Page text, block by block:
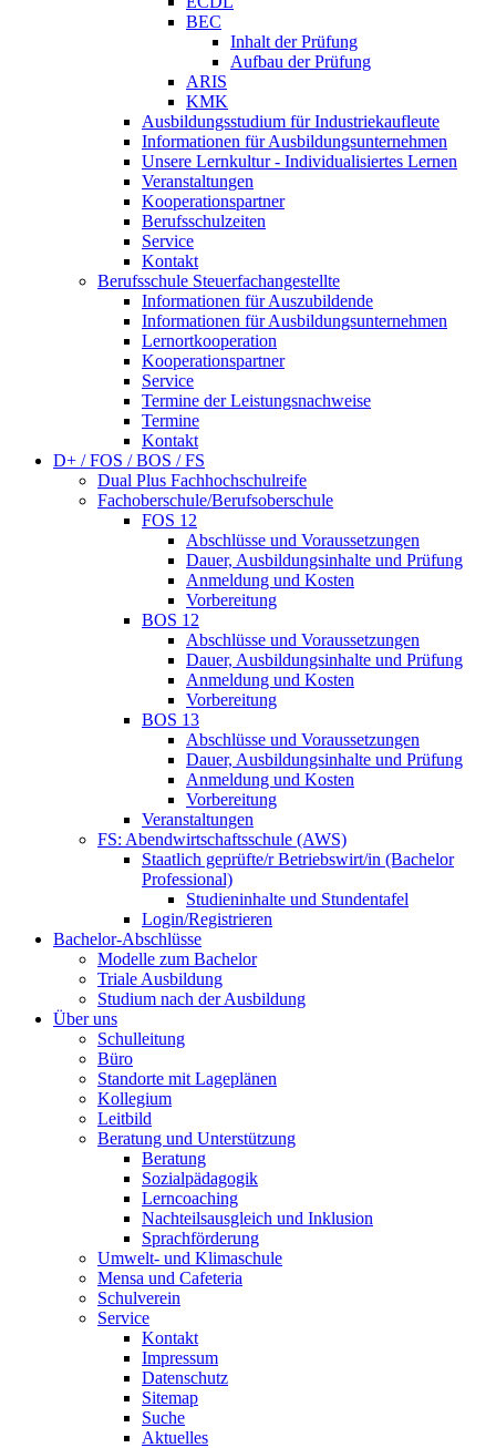
BEC
Inhalt der Prüfung
Aufbau der Prüfung
ARIS
KMK
Ausbildungsstudium für Industriekaufleute
Informationen für Ausbildungsunternehmen
Unsere Lernkultur - Individualisiertes Lernen
Veranstaltungen
Kooperationspartner
Berufsschulzeiten
Service
Kontakt
Berufsschule Steuerfachangestellte
Informationen für Auszubildende
Informationen für Ausbildungsunternehmen
Lernortkooperation
Kooperationspartner
Service
Termine der Leistungsnachweise
Termine
Kontakt
D+ / FOS / BOS / FS
Dual Plus Fachhochschulreife
Fachoberschule/Berufsoberschule
FOS 12
Abschlüsse und Voraussetzungen
Dauer, Ausbildungsinhalte und Prüfung
Anmeldung und Kosten
Vorbereitung
BOS 12
Abschlüsse und Voraussetzungen
Dauer, Ausbildungsinhalte und Prüfung
Anmeldung und Kosten
Vorbereitung
BOS 13
Abschlüsse und Voraussetzungen
Dauer, Ausbildungsinhalte und Prüfung
Anmeldung und Kosten
Vorbereitung
Veranstaltungen
FS: Abendwirtschaftsschule (AWS)
Staatlich geprüfte/r Betriebswirt/in (Bachelor
Professional)
Studieninhalte und Stundentafel
Login/Registrieren
Bachelor-Abschlüsse
Modelle zum Bachelor
Triale Ausbildung
Studium nach der Ausbildung
Über uns
Schulleitung
Büro
Standorte mit Lageplänen
Kollegium
Leitbild
Beratung und Unterstützung
Beratung
Sozialpädagogik
Lerncoaching
Nachteilsausgleich und Inklusion
Sprachförderung
Umwelt- und Klimaschule
Mensa und Cafeteria
Schulverein
Service
Kontakt
Impressum
Datenschutz
Sitemap
Suche
Aktuelles